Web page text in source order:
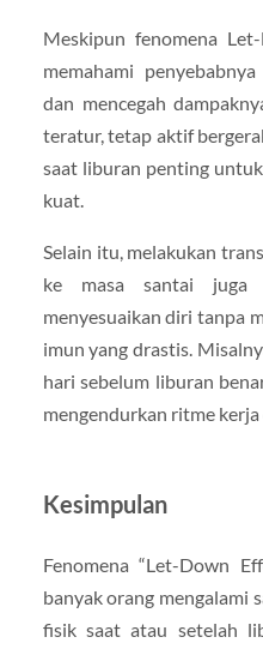
Meskipun fenomena
memahami
dan mencegah
teratur, tetap aktif
saat liburan penting
kuat.
Selain itu, melakukan
ke masa santai juga
menyesuaikan diri tanpa
imun yang drastis.
hari sebelum liburan
mengendurkan ritme kerja
Kesimpulan
Fenomena “Let-Down
banyak orang mengalami
fisik saat atau setelah